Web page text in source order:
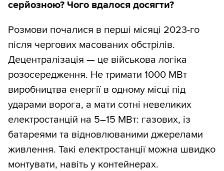
серйозною? Чого вдалося досягти?
Розмови почалися в перші місяці 2023-го
після чергових масованих обстрілів.
Децентралізація — це військова логіка
розосередження. Не тримати 1000 МВт
виробництва енергії в одному місці під
ударами ворога, а мати сотні невеликих
електростанцій на 5–15 МВт: газових, із
батареями та відновлюваними джерелами
живлення. Такі електростанції можна швидко
монтувати, навіть у контейнерах.